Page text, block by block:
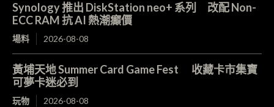
Synology 推出 DiskStation neo+ 系列 改配 Non-
ECC RAM 抗 AI 熱潮癲價
場料 2026-08-08
黃埔天地 Summer Card Game Fest 收藏卡市集寶
可夢卡迷必到
玩物 2026-08-08